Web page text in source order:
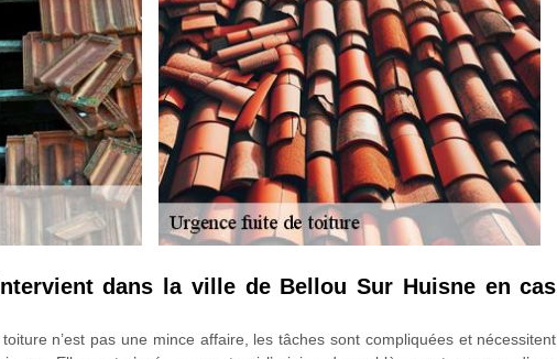
dans la ville de Bellou Sur Huisne en cas
n’est pas une mince affaire, les tâches sont compliquées et nécessitent